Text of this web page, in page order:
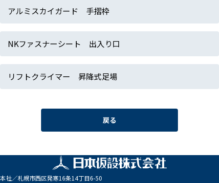
アルミスカイガード 手摺枠
NKファスナーシート 出入り口
リフトクライマー 昇降式足場
戻る
本社／札幌市西区発寒16条14丁目6-50